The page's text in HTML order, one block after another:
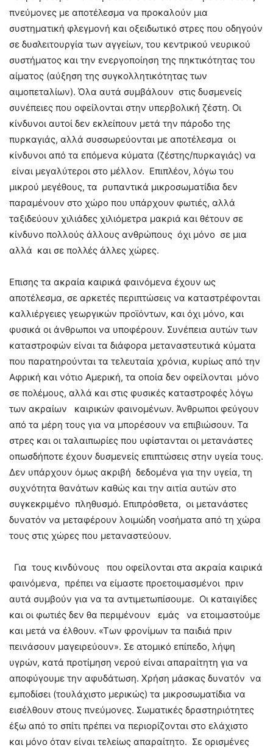
πνεύμονες με αποτέλεσμα να προκαλούν μια
συστηματική φλεγμονή και οξειδωτικό στρες που οδηγούν
σε δυσλειτουργία των αγγείων, του κεντρικού νευρικού
συστήματος και την ενεργοποίηση της πηκτικότητας του
αίματος (αύξηση της συγκολλητικότητας των
αιμοπεταλίων). Όλα αυτά συμβάλουν στις δυσμενείς
συνέπειες που οφείλονται στην υπερβολική ζέστη. Οι
κίνδυνοι αυτοί δεν εκλείπουν μετά την πάροδο της
πυρκαγιάς, αλλά συσσωρεύονται με αποτέλεσμα οι
κίνδυνοι από τα επόμενα κύματα (ζέστης/πυρκαγιάς) να
είναι μεγαλύτεροι στο μέλλον. Επιπλέον, λόγω του
μικρού μεγέθους, τα ρυπαντικά μικροσωματίδια δεν
παραμένουν στο χώρο που υπάρχουν φωτιές, αλλά
ταξιδεύουν χιλιάδες χιλιόμετρα μακριά και θέτουν σε
κίνδυνο πολλούς άλλους ανθρώπους όχι μόνο σε μια
αλλά και σε πολλές άλλες χώρες.
Επισης τα ακραία καιρικά φαινόμενα έχουν ως
αποτέλεσμα, σε αρκετές περιπτώσεις να καταστρέφονται
καλλιέργειες γεωργικών προϊόντων, και όχι μόνο, και
φυσικά οι άνθρωποι να υποφέρουν. Συνέπεια αυτών των
καταστροφών είναι τα διάφορα μεταναστευτικά κύματα
που παρατηρούνται τα τελευταία χρόνια, κυρίως από την
Αφρική και νότιο Αμερική, τα οποία δεν οφείλονται μόνο
σε πολέμους, αλλά και στις φυσικές καταστροφές λόγω
των ακραίων καιρικών φαινομένων. Άνθρωποι φεύγουν
από τα μέρη τους για να μπορέσουν να επιβιώσουν. Τα
στρες και οι ταλαιπωρίες που υφίστανται οι μετανάστες
οπωσδήποτε έχουν δυσμενείς επιπτώσεις στην υγεία τους.
Δεν υπάρχουν όμως ακριβή δεδομένα για την υγεία, τη
συχνότητα θανάτων καθώς και την αιτία αυτών στο
συγκεκριμένο πληθυσμό. Επιπρόσθετα, οι μετανάστες
δυνατόν να μεταφέρουν λοιμώδη νοσήματα από τη χώρα
τους στις χώρες που μεταναστεύουν.
Για τους κινδύνους που οφείλονται στα ακραία καιρικά
φαινόμενα, πρέπει να είμαστε προετοιμασμένοι πριν
αυτά συμβούν για να τα αντιμετωπίσουμε. Οι καταιγίδες
και οι φωτιές δεν θα περιμένουν εμάς να ετοιμαστούμε
και μετά να έλθουν. «Των φρονίμων τα παιδιά πριν
πεινάσουν μαγειρεύουν». Σε ατομικό επίπεδο, λήψη
υγρών, κατά προτίμηση νερού είναι απαραίτητη για να
αποφύγουμε την αφυδάτωση. Χρήση μάσκας δυνατόν να
εμποδίσει (τουλάχιστο μερικώς) τα μικροσωματίδια να
εισέλθουν στους πνεύμονες. Σωματικές δραστηριότητες
έξω από το σπίτι πρέπει να περιορίζονται στο ελάχιστο
και μόνο όταν είναι τελείως απαραίτητο. Σε ορισμένες